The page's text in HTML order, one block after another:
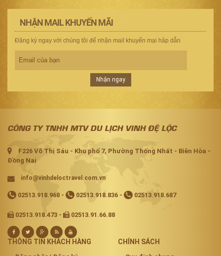
NHẬN MAIL KHUYẾN MÃI
Đăng ký ngay với chúng tôi để nhận mail khuyến mại hâp dẫn
Nhận ngay
CÔNG TY TNHH MTV DU LỊCH VINH ĐỆ LỘC
F226 Võ Thị Sáu - Khu phố 7, Phường Thống Nhất - Biên Hòa -
Đồng Nai
info@vinhdeloctravel.com.vn
02513.918.968 - 02513.918.836 - 02513.918.687
02513.918.473 - 02513.91.66.88
THÔNG TIN KHÁCH HÀNG CHÍNH SÁCH